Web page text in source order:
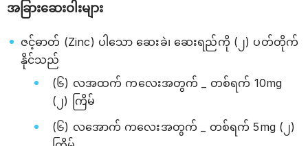
အခြားဆေးဝါးများ
ဇင့်ဓာတ် (Zinc) ပါသော ဆေးခဲ၊ ဆေးရည်ကို (၂) ပတ်တိုက်
နိုင်သည်
(၆) လအထက် ကလေးအတွက် _ တစ်ရက် 10mg
(၂) ကြိမ်
(၆) လအောက် ကလေးအတွက် _ တစ်ရက် 5mg (၂)